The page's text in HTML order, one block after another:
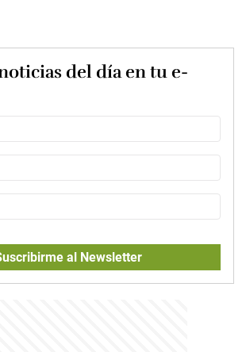
del día en tu e-
al Newsletter